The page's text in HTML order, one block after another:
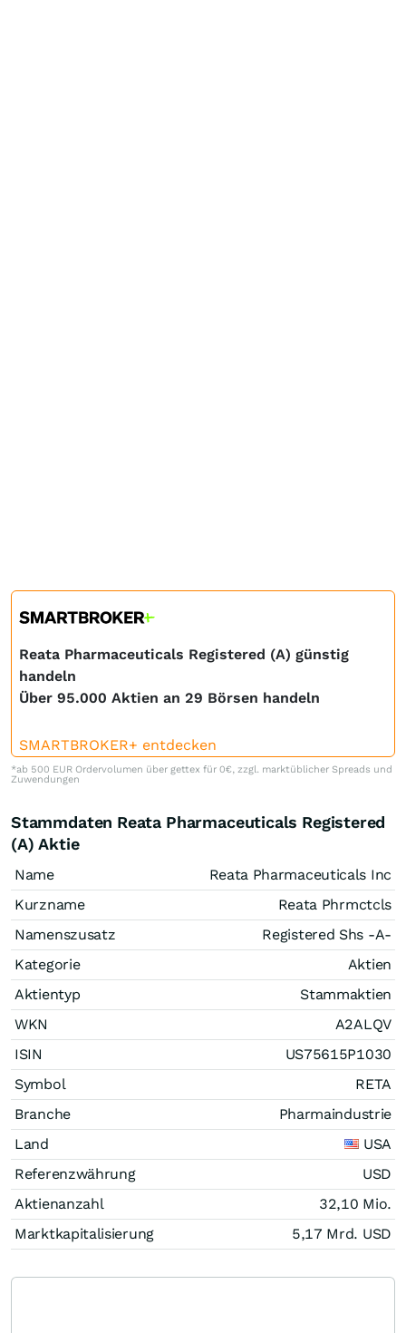
Reata Pharmaceuticals Registered (A) günstig
handeln
Über 95.000 Aktien an 29 Börsen handeln
SMARTBROKER+ entdecken
*ab 500 EUR Ordervolumen über gettex für 0€, zzgl. marktüblicher Spreads und
Zuwendungen
Stammdaten Reata Pharmaceuticals Registered
(A) Aktie
Name
Reata Pharmaceuticals Inc
Kurzname
Reata Phrmctcls
Namenszusatz
Registered Shs -A-
Kategorie
Aktien
Aktientyp
Stammaktien
WKN
A2ALQV
ISIN
US75615P1030
Symbol
RETA
Branche
Pharmaindustrie
Land
USA
Referenzwährung
USD
Aktienanzahl
32,10 Mio.
Marktkapitalisierung
5,17 Mrd. USD